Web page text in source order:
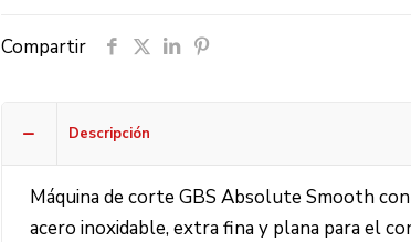
Compartir
Descripción
Máquina de corte GBS Absolute Smooth
acero inoxidable, extra fina y plana para el